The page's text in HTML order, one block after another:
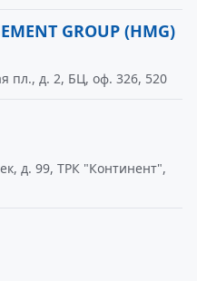
GROUP (HMG)
пл., д. 2, БЦ, оф. 326, 520
д. 99, ТРК "Континент",